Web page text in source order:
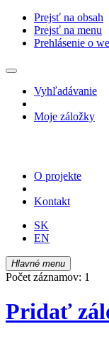
Prejsť na obsah
Prejsť na menu
Prehlásenie o
Vyhľadávanie
Moje záložky
O projekte
Kontakt
SK
EN
Hlavné menu
Počet záznamov: 1
Pridať